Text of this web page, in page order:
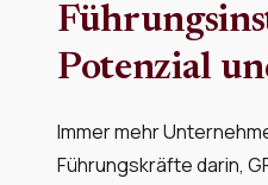
Potenzial
Immer mehr
Führungskräfte darin,